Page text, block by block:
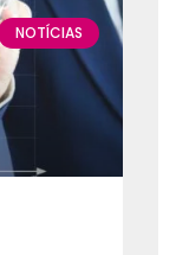
NOTÍCIAS